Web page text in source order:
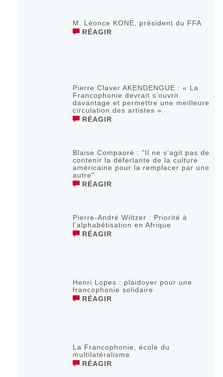
M. Léonce KONE, président du FFA
RÉAGIR
Pierre Claver AKENDENGUE : « La
Francophonie devrait s’ouvrir
davantage et permettre une meilleure
circulation des artistes ».
RÉAGIR
Blaise Compaoré : "Il ne s’agit pas de
contenir la déferlante de la culture
américaine pour la remplacer par une
autre"
RÉAGIR
Pierre-André Wiltzer : Priorité à
l’alphabétisation en Afrique
RÉAGIR
Henri Lopes : plaidoyer pour une
francophonie solidaire
RÉAGIR
La Francophonie, école du
multilatéralisme
RÉAGIR